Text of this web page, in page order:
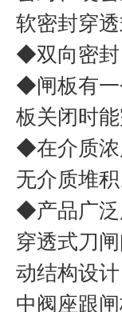
软密封穿
◆双向密封
◆闸板有一
板关闭时
◆在介质浓
无介质堆
◆产品广泛
穿透式刀
动结构设
中阀座跟